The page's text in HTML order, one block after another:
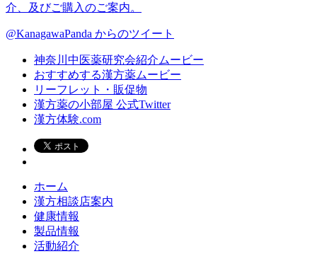
介、及びご購入のご案内。
@KanagawaPanda からのツイート
神奈川中医薬研究会紹介ムービー
おすすめする漢方薬ムービー
リーフレット・販促物
漢方薬の小部屋 公式Twitter
漢方体験.com
ホーム
漢方相談店案内
健康情報
製品情報
活動紹介